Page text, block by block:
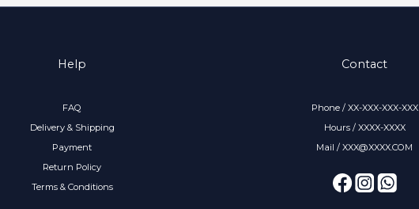
Help
FAQ
Delivery & Shipping
Payment
Return Policy
Terms & Conditions
Contact
Phone / XX-XXX-XXX-XXX
Hours / XXXX-XXXX
Mail / XXX@XXXX.COM